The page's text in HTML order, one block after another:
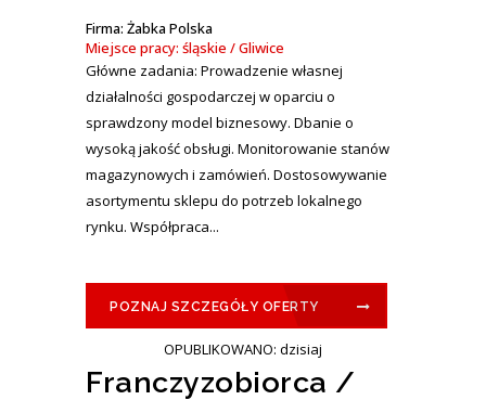
Firma: Żabka Polska
Miejsce pracy: śląskie / Gliwice
Główne zadania: Prowadzenie własnej
działalności gospodarczej w oparciu o
sprawdzony model biznesowy. Dbanie o
wysoką jakość obsługi. Monitorowanie stanów
magazynowych i zamówień. Dostosowywanie
asortymentu sklepu do potrzeb lokalnego
rynku. Współpraca...
POZNAJ SZCZEGÓŁY OFERTY
OPUBLIKOWANO: dzisiaj
Franczyzobiorca /